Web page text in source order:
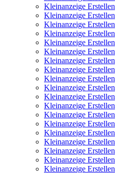
Kleinanzeige Erstellen
Kleinanzeige Erstellen
Kleinanzeige Erstellen
Kleinanzeige Erstellen
Kleinanzeige Erstellen
Kleinanzeige Erstellen
Kleinanzeige Erstellen
Kleinanzeige Erstellen
Kleinanzeige Erstellen
Kleinanzeige Erstellen
Kleinanzeige Erstellen
Kleinanzeige Erstellen
Kleinanzeige Erstellen
Kleinanzeige Erstellen
Kleinanzeige Erstellen
Kleinanzeige Erstellen
Kleinanzeige Erstellen
Kleinanzeige Erstellen
Kleinanzeige Erstellen